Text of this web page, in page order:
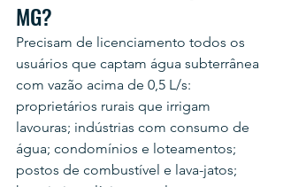
MG?
Precisam de licenciamento todos os
usuários que captam água subterrânea
com vazão acima de 0,5 L/s:
proprietários rurais que irrigam
lavouras; indústrias com consumo de
água; condomínios e loteamentos;
postos de combustível e lava-jatos;